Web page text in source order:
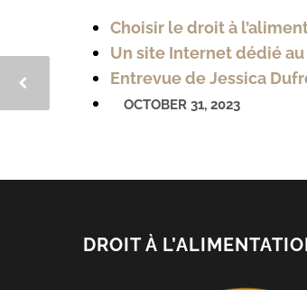
Choisir le droit à
Un site Internet dédié
Entrevue de Jessica
OCTOBER 31, 2023
DROIT À